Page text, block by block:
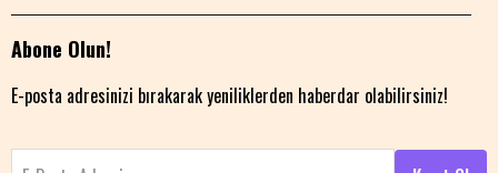
Abone Olun!
E-posta adresinizi bırakarak yeniliklerden haberdar olabilirsiniz!